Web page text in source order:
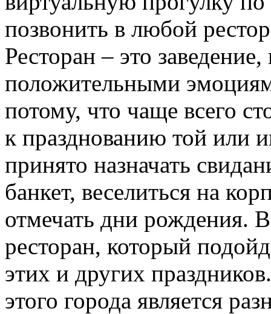
позвонить в любой
Ресторан – это заведение,
положительными
потому, что чаще всего
к празднованию той или
принято назначать
банкет, веселиться на
отмечать дни рождения.
ресторан, который
этих и других
этого города является